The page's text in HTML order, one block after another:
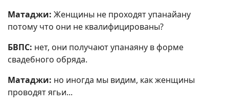
Матаджи: Женщины не проходят упанайану
потому что они не квалифицированы?
БВПС: нет, они получают упанаяну в форме
свадебного обряда.
Матаджи: но иногда мы видим, как женщины
проводят ягьи...